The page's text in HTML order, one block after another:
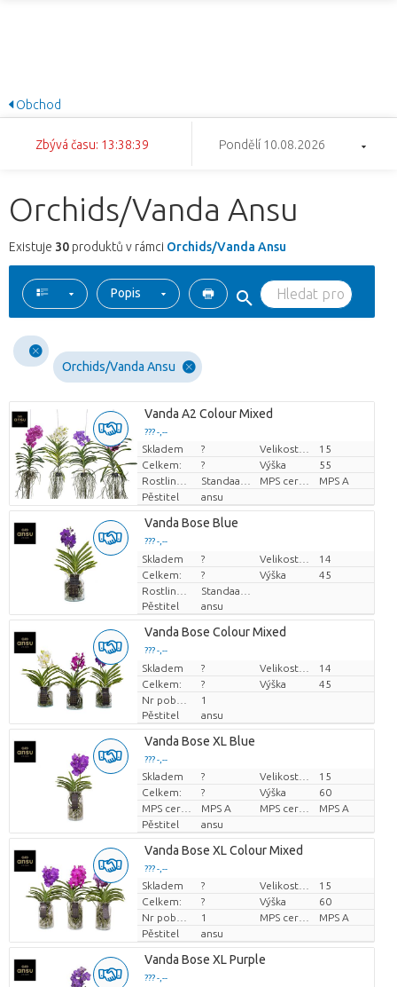
Obchod
Zbývá času: 13:38:38 Pondělí 10.08.2026
Orchids/Vanda Ansu
Existuje 30 produktů v rámci Orchids/Vanda Ansu
Popis
Orchids/Vanda Ansu
Vanda A2 Colour Mixed
??? -,--
Cena za kus
Skladem ?
15
Celkem:
? Výška
55
MPS A
Pěstitel
ansu
Vanda Bose Blue
??? -,--
Cena za kus
Skladem ?
14
Celkem:
? Výška
45
Pěstitel
ansu
Vanda Bose Colour Mixed
??? -,--
Cena za kus
Skladem ?
14
Celkem:
? Výška
45
1
Pěstitel
ansu
Vanda Bose XL Blue
??? -,--
Cena za kus
Skladem ?
15
Celkem:
? Výška
60
MPS certifikace.
MPS A
MPS A
Pěstitel
ansu
Vanda Bose XL Colour Mixed
??? -,--
Cena za kus
Skladem ?
15
Celkem:
? Výška
60
1
MPS A
Pěstitel
ansu
Vanda Bose XL Purple
??? -,--